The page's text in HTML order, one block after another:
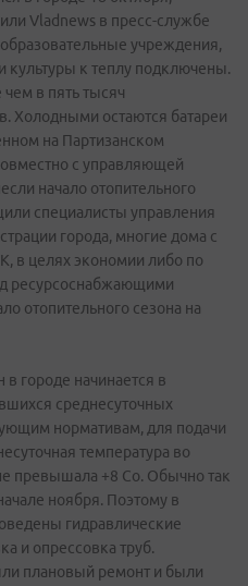
Vladnews в пресс-службе
учреждения,
культуры к теплу подключены.
в пять тысяч
Холодными остаются батареи
на Партизанском
с управляющей
начало отопительного
специалисты управления
города, многие дома с
в целях экономии либо по
ресурсоснабжающими
отопительного сезона на
городе начинается в
среднесуточных
нормативам, для подачи
температура во
превышала +8 Со. Обычно так
ноября. Поэтому в
гидравлические
и опрессовка труб.
плановый ремонт и были